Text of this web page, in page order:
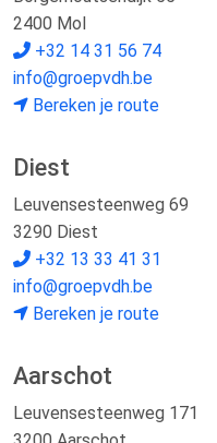
2400 Mol
+32 14 31 56 74
info@groepvdh.be
Bereken je route
Diest
Leuvensesteenweg 69
3290 Diest
+32 13 33 41 31
info@groepvdh.be
Bereken je route
Aarschot
Leuvensesteenweg 171